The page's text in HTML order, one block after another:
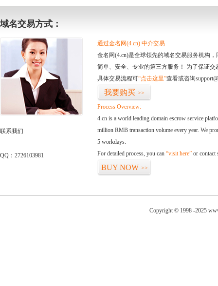
域名交易方式：
联系我们
QQ：2726103981
通过金名网(4.cn) 中介交易
金名网(4.cn)是全球领先的域名交易服务机构
简单、安全、专业的第三方服务！ 为了保证
具体交易流程可“点击这里”查看或咨询
我要购买 >>
Process Overview:
4.cn is a world leading domain escrow service
million RMB transaction volume every year. We
5 workdays.
For detailed process, you can “visit here” or contact
BUY NOW >>
Copyright © 1998 -2025